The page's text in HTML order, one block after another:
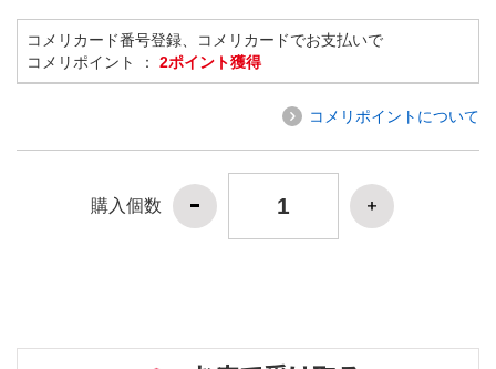
コメリカード番号登録、コメリカードでお支払いで
コメリポイント ： 2ポイント獲得
コメリポイントについて
購入個数